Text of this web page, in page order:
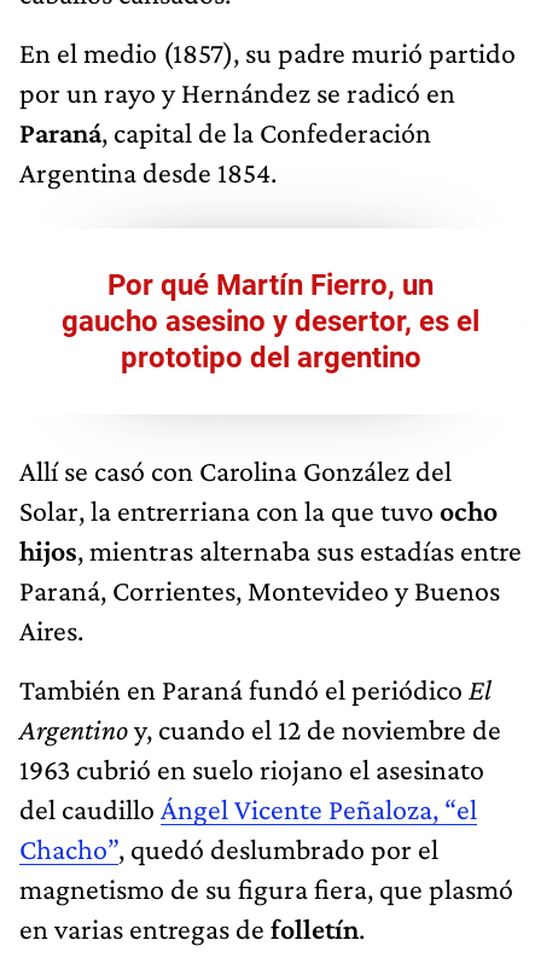
En el medio (1857), su padre murió partido
por un rayo y Hernández se radicó en
Paraná, capital de la Confederación
Argentina desde 1854.
Por qué Martín Fierro, un
gaucho asesino y desertor, es el
prototipo del argentino
Allí se casó con Carolina González del
Solar, la entrerriana con la que tuvo ocho
hijos, mientras alternaba sus estadías entre
Paraná, Corrientes, Montevideo y Buenos
Aires.
También en Paraná fundó el periódico El
Argentinoy, cuando el 12 de noviembre de
1963 cubrió en suelo riojano el asesinato
del caudillo Ángel Vicente Peñaloza, “el
Chacho”, quedó deslumbrado por el
magnetismo de su figura fiera, que plasmó
en varias entregas de folletín.